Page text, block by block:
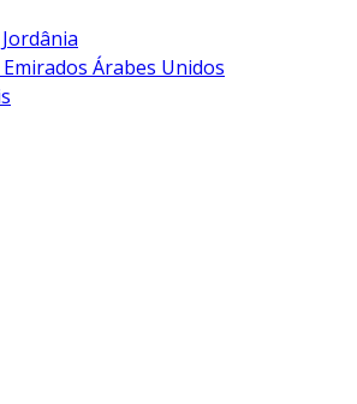
Árabes Unidos